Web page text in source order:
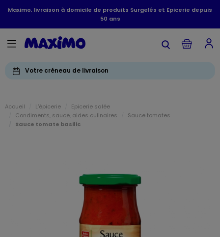
Maximo, livraison à domicile de produits Surgelés et Epicerie depuis
50 ans
Votre créneau de livraison
Accueil L'épicerie
Epicerie salée
Condiments, sauce, aides culinaires
Sauce tomates
Sauce tomate basilic